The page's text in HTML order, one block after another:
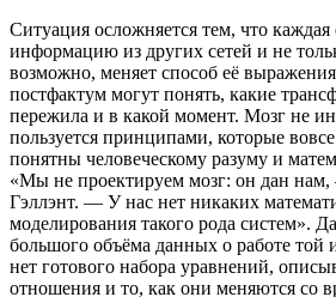
Ситуация осложняется тем, что каждая
информацию из других сетей и не
возможно, меняет способ её
постфактум могут понять, какие
пережила и в какой момент. Мозг не
пользуется принципами, которые вовсе
понятны человеческому разуму и
«Мы не проектируем мозг: он дан
Гэллэнт. — У нас нет никаких
моделирования такого рода систем».
большого объёма данных о работе той
нет готового набора уравнений,
отношения и то, как они меняются со